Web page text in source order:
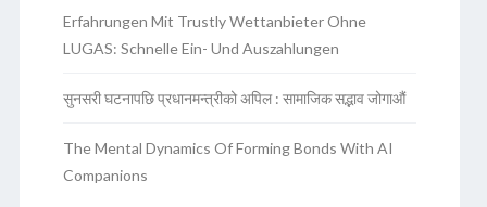
Erfahrungen Mit Trustly Wettanbieter Ohne
LUGAS: Schnelle Ein- Und Auszahlungen
सुनसरी घटनापछि प्रधानमन्त्रीको अपिल : सामाजिक सद्भाव जोगाऔं
The Mental Dynamics Of Forming Bonds With AI
Companions